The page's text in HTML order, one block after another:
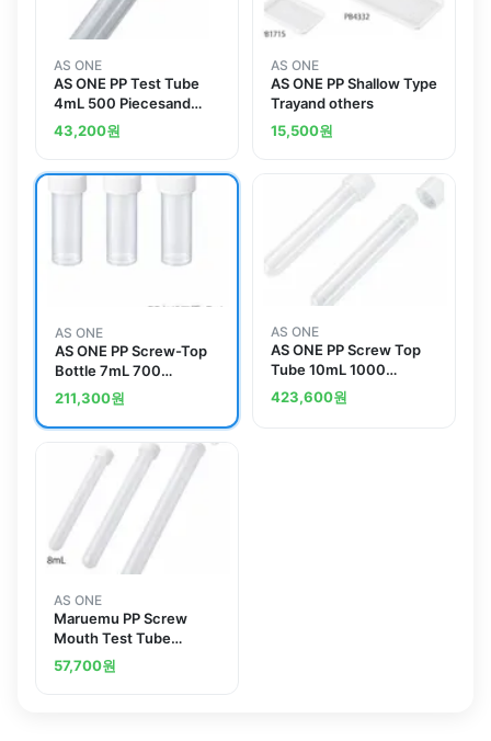
AS ONE
AS ONE PP Test Tube
4mL 500 Piecesand
others
43,200원
AS ONE
AS ONE PP Shallow Type
Trayand others
15,500원
AS ONE
AS ONE PP Screw-Top
Bottle 7mL 700
Piecesand others
211,300원
AS ONE
AS ONE PP Screw Top
Tube 10mL 1000
Pieces PST10
423,600원
AS ONE
Maruemu PP Screw
Mouth Test Tube
8mLand others
57,700원